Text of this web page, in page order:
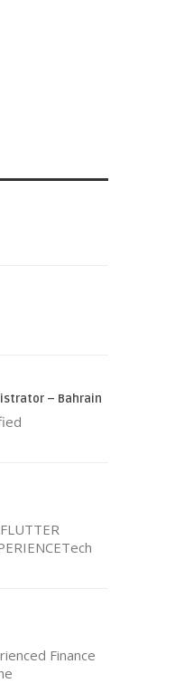
– Bahrain
Finance